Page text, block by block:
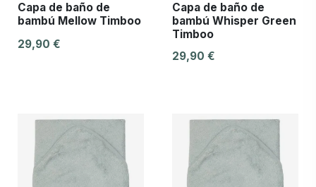
Capa de baño de
bambú Mellow Timboo
29,90 €
Capa de baño de
bambú Whisper Green
Timboo
29,90 €